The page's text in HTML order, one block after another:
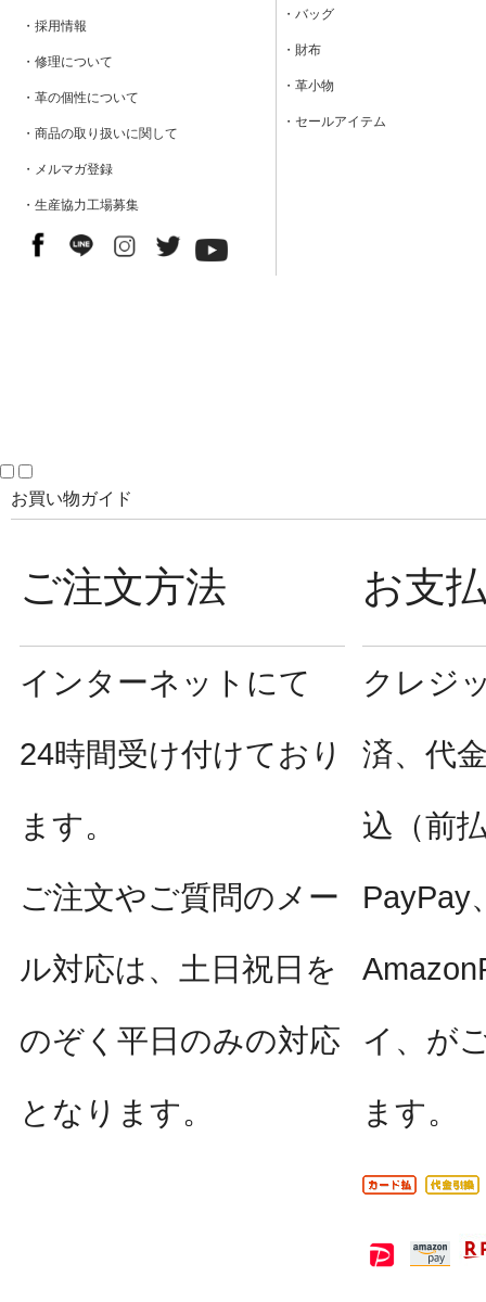
・採用情報
・修理について
・革の個性について
・商品の取り扱いに関して
・メルマガ登録
・生産協力工場募集
・バッグ
・財布
・革小物
・セールアイテム
お買い物ガイド
ご注文方法
インターネットにて
24時間受け付けており
ます。
ご注文やご質問のメー
ル対応は、土日祝日を
のぞく平日のみの対応
となります。
お支
クレジ
済、代
込（前
PayPay
イ、が
ます。